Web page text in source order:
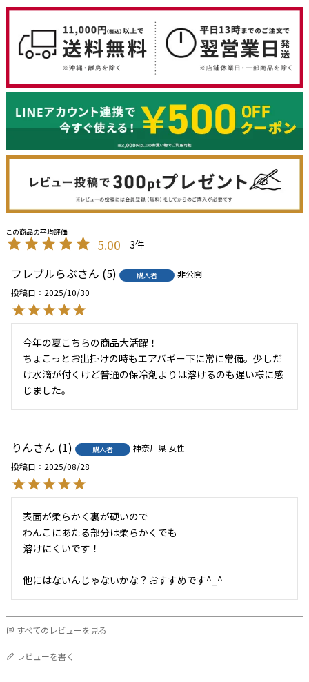
5.00 3
フレブルらぶ 5 購入者
非公開
投稿日
2025/10/30
今年の夏こちらの商品大活躍！
ちょこっとお出掛けの時もエアバギー下に常に常備。少しだ
け水滴が付くけど普通の保冷剤よりは溶けるのも遅い様に感
じました。
りん 1 購入者 神奈川県 女性
投稿日
2025/08/28
表面が柔らかく裏が硬いので
わんこにあたる部分は柔らかくでも
溶けにくいです！
他にはないんじゃないかな？おすすめです^_^
すべてのレビューを見る
レビューを書く